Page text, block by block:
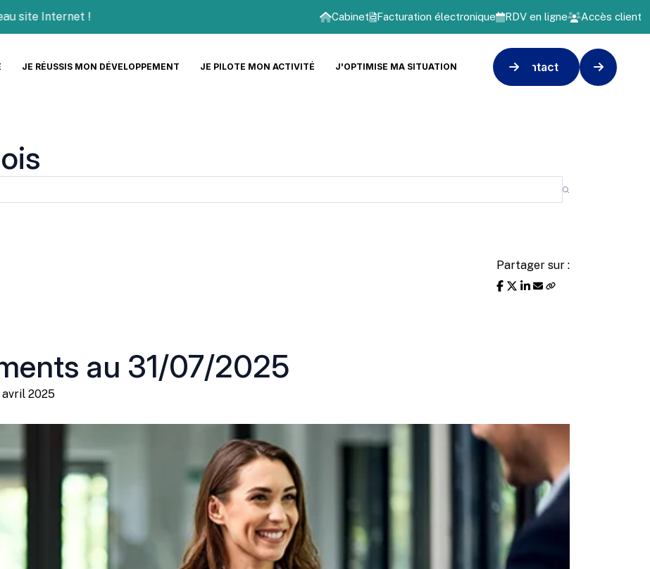
Internet ! Cabinet Facturation électronique RDV en ligne Accès client
JE RÉUSSIS MON DÉVELOPPEMENT JE PILOTE MON ACTIVITÉ J'OPTIMISE MA SITUATION Contact
Partager sur :
au 31/07/2025
2025